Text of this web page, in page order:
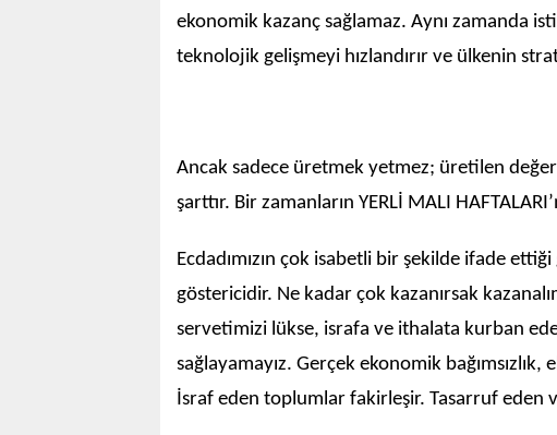
ekonomik kazanç sağlamaz. Aynı zamanda
teknolojik gelişmeyi hızlandırır ve ülkenin
Ancak sadece üretmek yetmez; üretilen
şarttır. Bir zamanların YERLİ MALI
Ecdadımızın çok isabetli bir şekilde ifade
göstericidir. Ne kadar çok kazanırsak
servetimizi lükse, israfa ve ithalata kurban
sağlayamayız. Gerçek ekonomik
İsraf eden toplumlar fakirleşir. Tasarruf eden